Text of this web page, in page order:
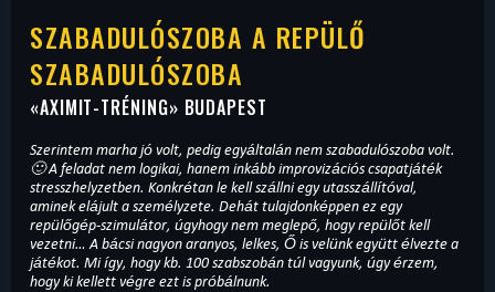
SZABADULÓSZOBA A REPÜLŐ
SZABADULÓSZOBA
«AXIMIT-TRÉNING» BUDAPEST
Szerintem marha jó volt, pedig egyáltalán nem szabadulószoba volt.
🙂 A feladat nem logikai, hanem inkább improvizációs csapatjáték
stresszhelyzetben. Konkrétan le kell szállni egy utasszállítóval,
aminek elájult a személyzete. Dehát tulajdonképpen ez egy
repülőgép-szimulátor, úgyhogy nem meglepő, hogy repülőt kell
vezetni… A bácsi nagyon aranyos, lelkes, Ő is velünk együtt élvezte a
játékot. Mi így, hogy kb. 100 szabszobán túl vagyunk, úgy érzem,
hogy ki kellett végre ezt is próbálnunk.